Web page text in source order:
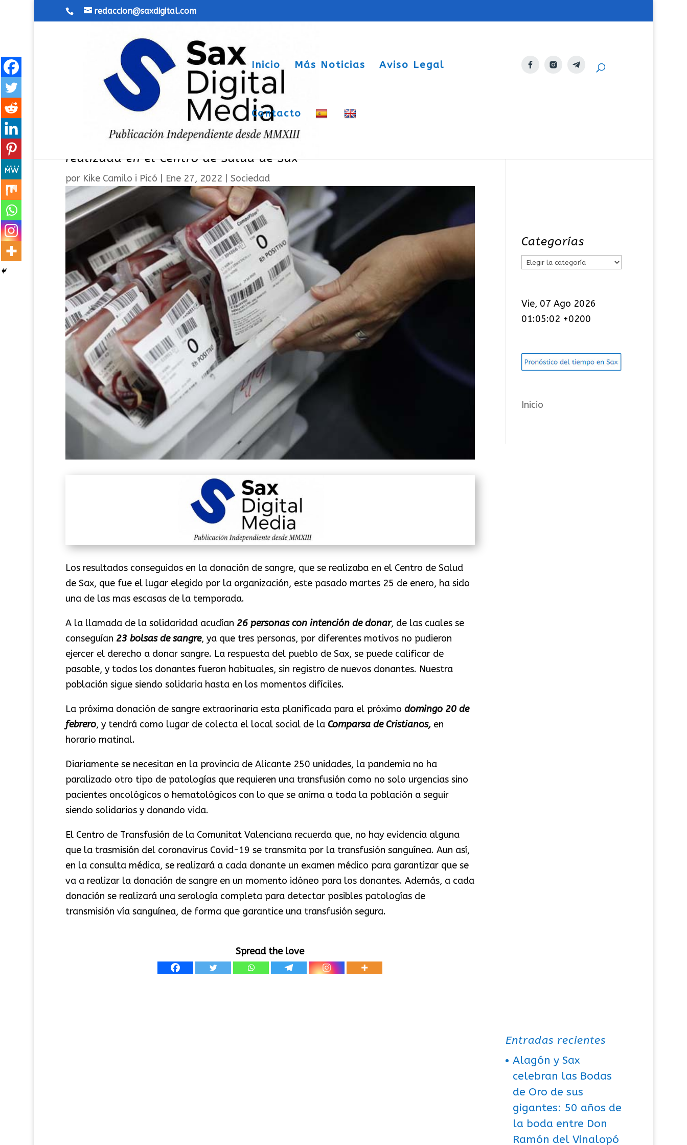
redaccion@saxdigital.com
Inicio Más Noticias Aviso Legal
Contacto
23 donantes son protagonistas en la primera donación del año
realizada en el Centro de Salud de Sax
por Kike Camilo i Picó Ene 27, 2022 Sociedad
Los resultados conseguidos en la donación de sangre, que se realizaba en el Centro de Salud
de Sax, que fue el lugar elegido por la organización, este pasado martes 25 de enero, ha sido
una de las mas escasas de la temporada.
A la llamada de la solidaridad acudían 26 personas con intención de donar, de las cuales se
conseguían 23 bolsas de sangre, ya que tres personas, por diferentes motivos no pudieron
ejercer el derecho a donar sangre. La respuesta del pueblo de Sax, se puede calificar de
pasable, y todos los donantes fueron habituales, sin registro de nuevos donantes. Nuestra
población sigue siendo solidaria hasta en los momentos difíciles.
La próxima donación de sangre extraorinaria esta planificada para el próximo domingo 20 de
febrero, y tendrá como lugar de colecta el local social de la Comparsa de Cristianos,en
horario matinal.
Diariamente se necesitan en la provincia de Alicante 250 unidades, la pandemia no ha
paralizado otro tipo de patologías que requieren una transfusión como no solo urgencias sino
pacientes oncológicos o hematológicos con lo que se anima a toda la población a seguir
siendo solidarios y donando vida.
El Centro de Transfusión de la Comunitat Valenciana recuerda que, no hay evidencia alguna
que la trasmisión del coronavirus Covid-19 se transmita por la transfusión sanguínea. Aun así,
en la consulta médica, se realizará a cada donante un examen médico para garantizar que se
va a realizar la donación de sangre en un momento idóneo para los donantes. Además, a cada
donación se realizará una serología completa para detectar posibles patologías de
transmisión vía sanguínea, de forma que garantice una transfusión segura.
Spread the love
Categorías
C
e
g
r
í
s
Vie, 07 Ago 2026
01:05:03 +0200
Inicio
Entradas recientes
Alagón y Sax
celebran las Bodas
de Oro de sus
gigantes: 50 años de
la boda entre Don
Ramón del Vinalopó